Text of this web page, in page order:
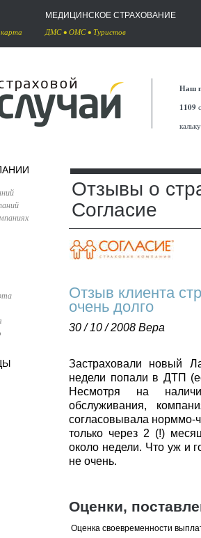
карта
МЕДИЦИНСКОЕ СТРАХОВАНИЕ
ДМС• ОМС• Туристов
Наш
1109
Отзывы о
Согласие
Отзыв клиента
очень долго
30 / 10 / 2008 Вера
Застраховали новый
недели попали в ДТП
Несмотря на
обслуживания,
согласовывала норммо-
только через 2 (!)
около недели. Что уж и
не очень.
Оценки,
Оценка своевременности